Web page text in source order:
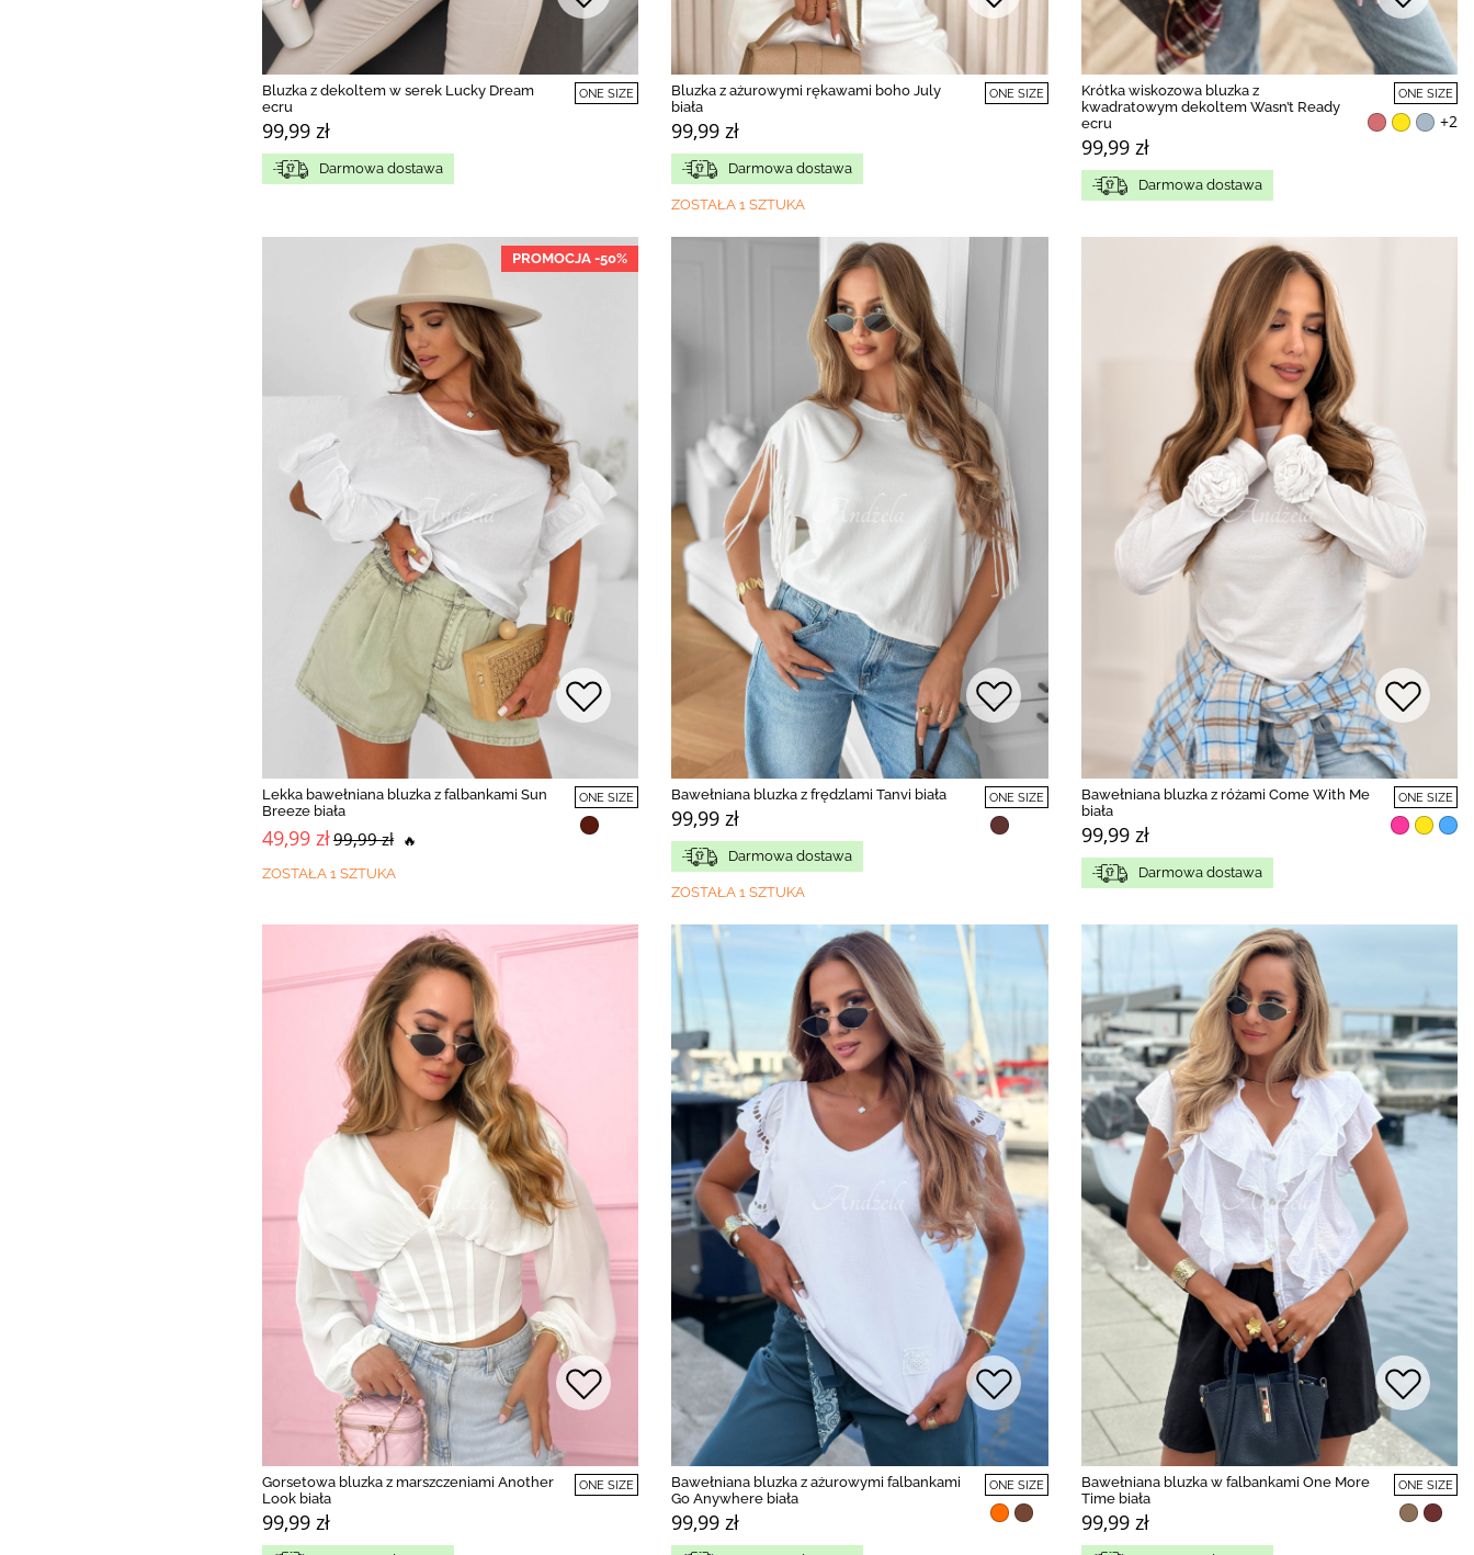
Bluzka z dekoltem w serek Lucky Dream
ecru
99,99 zł
ONE SIZE
Darmowa dostawa
Bluzka z ażurowymi rękawami boho July
biała
99,99 zł
ONE SIZE
Darmowa dostawa
ZOSTAŁA 1 SZTUKA
Krótka wiskozowa bluzka z
kwadratowym dekoltem Wasn’t Ready
ecru
99,99 zł
ONE SIZE
+2
Darmowa dostawa
PROMOCJA -50%
Lekka bawełniana bluzka z falbankami Sun
Breeze biała
49,99 zł99,99 zł 🔥
ONE SIZE
ZOSTAŁA 1 SZTUKA
Bawełniana bluzka z frędzlami Tanvi biała
99,99 zł
ONE SIZE
Darmowa dostawa
ZOSTAŁA 1 SZTUKA
Bawełniana bluzka z różami Come With Me
biała
99,99 zł
ONE SIZE
Darmowa dostawa
Gorsetowa bluzka z marszczeniami Another
Look biała
99,99 zł
ONE SIZE
Bawełniana bluzka z ażurowymi falbankami
Go Anywhere biała
99,99 zł
ONE SIZE
Bawełniana bluzka w falbankami One More
Time biała
99,99 zł
ONE SIZE